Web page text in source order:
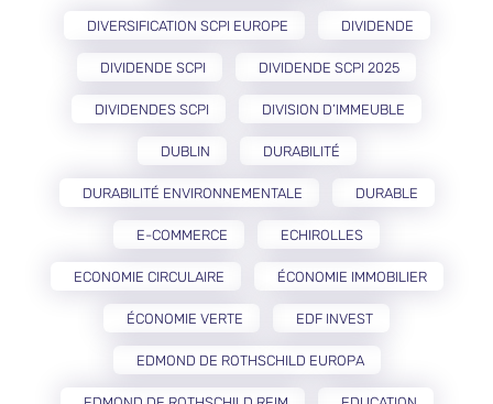
DIVERSIFICATION SCPI EUROPE DIVIDENDE
DIVIDENDE SCPI DIVIDENDE SCPI 2025
DIVIDENDES SCPI DIVISION D’IMMEUBLE
DUBLIN DURABILITÉ
DURABILITÉ ENVIRONNEMENTALE DURABLE
E-COMMERCE ECHIROLLES
ECONOMIE CIRCULAIRE ÉCONOMIE IMMOBILIER
ÉCONOMIE VERTE EDF INVEST
EDMOND DE ROTHSCHILD EUROPA